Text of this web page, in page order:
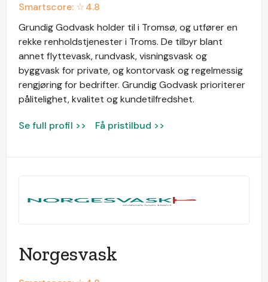
Smartscore: ☆4.8
Grundig Godvask holder til i Tromsø, og utfører en
rekke renholdstjenester i Troms. De tilbyr blant
annet flyttevask, rundvask, visningsvask og
byggvask for private, og kontorvask og regelmessig
rengjøring for bedrifter. Grundig Godvask prioriterer
pålitelighet, kvalitet og kundetilfredshet.
Se full profil >> Få pristilbud >>
Norgesvask